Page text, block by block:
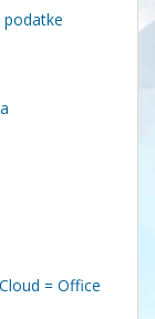
podatke
= Office